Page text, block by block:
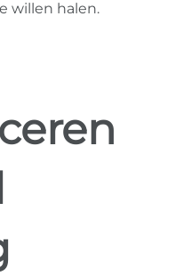
willen halen.